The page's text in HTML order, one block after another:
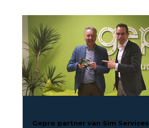
Gepro partner van Sim Services